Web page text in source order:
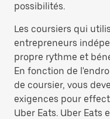
possibilités.
Les coursiers qui
entrepreneurs
propre rythme et
En fonction de
de coursier, vous
exigences pour
Uber Eats. Uber Eats